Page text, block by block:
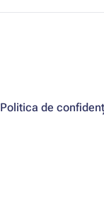
Politica de